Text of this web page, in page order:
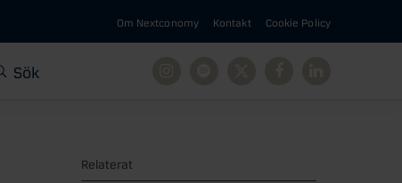
Om Nextconomy Kontakt Cookie Policy
Sök
Relaterat